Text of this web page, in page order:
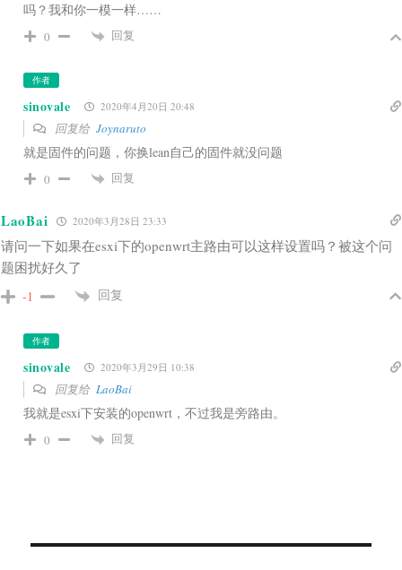
吗？我和你一模一样……
0 回复
作者
sinovale 2020年4月20日 20:48
回复给 Joynaruto
就是固件的问题，你换lean自己的固件就没问题
0 回复
LaoBai 2020年3月28日 23:33
请问一下如果在esxi下的openwrt主路由可以这样设置吗？被这个问
题困扰好久了
-1 回复
作者
sinovale 2020年3月29日 10:38
回复给 LaoBai
我就是esxi下安装的openwrt，不过我是旁路由。
0 回复